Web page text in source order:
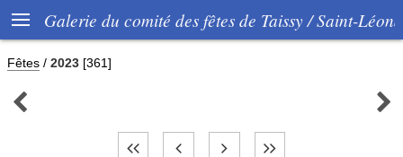
 Galerie du comité des fêtes de Taissy / Saint-
Fêtes / 2023 [361]
 